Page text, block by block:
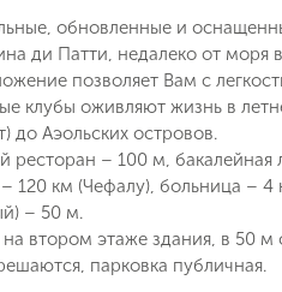
Поймайте выгодную
обновленные и
ди Патти, недалеко от
позволяет Вам с
клубы оживляют жизнь в
до Аэольских островов.
ресторан – 100 м, бакалейная
120 км (Чефалу), больница –
– 50 м.
втором этаже здания, в 50
парковка публичная.